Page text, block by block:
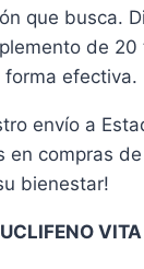
que busca.
de 20
efectiva.
envío a
en compras
bienestar!
VITA